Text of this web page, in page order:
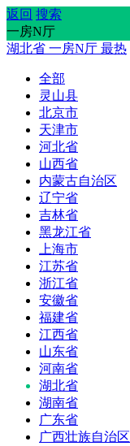
返回 搜索
一房N厅
湖北省 一房N厅 最热
全部
灵山县
北京市
天津市
河北省
山西省
内蒙古自治区
辽宁省
吉林省
黑龙江省
上海市
江苏省
浙江省
安徽省
福建省
江西省
山东省
河南省
湖北省
湖南省
广东省
广西壮族自治区